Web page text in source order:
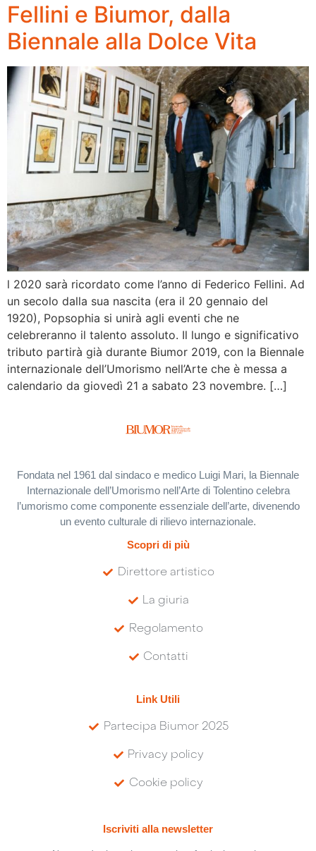
Fellini e Biumor, dalla
Biennale alla Dolce Vita
l 2020 sarà ricordato come l’anno di Federico Fellini. Ad
un secolo dalla sua nascita (era il 20 gennaio del
1920), Popsophia si unirà agli eventi che ne
celebreranno il talento assoluto. Il lungo e significativo
tributo partirà già durante Biumor 2019, con la Biennale
internazionale dell’Umorismo nell’Arte che è messa a
calendario da giovedì 21 a sabato 23 novembre. […]
Fondata nel 1961 dal sindaco e medico Luigi Mari, la Biennale
Internazionale dell’Umorismo nell’Arte di Tolentino celebra
l’umorismo come componente essenziale dell’arte, divenendo
un evento culturale di rilievo internazionale.
Scopri di più
Direttore artistico
La giuria
Regolamento
Contatti
Link Utili
Partecipa Biumor 2025
Privacy policy
Cookie policy
Iscriviti alla newsletter